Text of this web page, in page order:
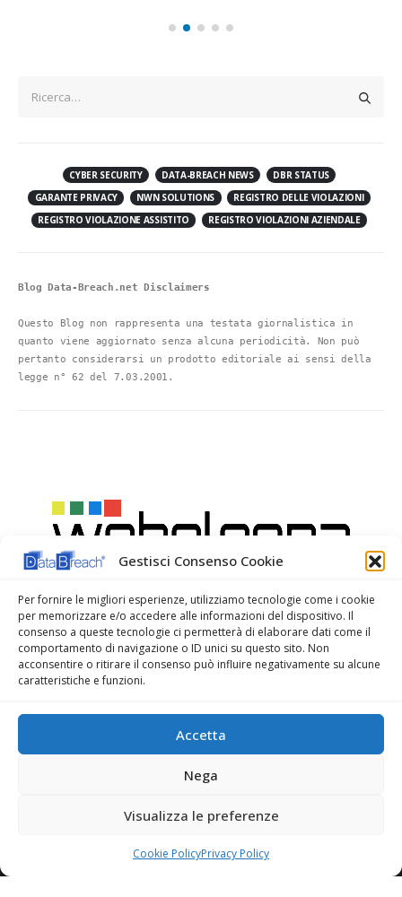
Gestisci Consenso Cookie
Per fornire le migliori esperienze, utilizziamo tecnologie come i cookie
per memorizzare e/o accedere alle informazioni del dispositivo. Il
consenso a queste tecnologie ci permetterà di elaborare dati come il
comportamento di navigazione o ID unici su questo sito. Non
acconsentire o ritirare il consenso può influire negativamente su alcune
caratteristiche e funzioni.
Accetta
Nega
Visualizza le preferenze
Cookie PolicyPrivacy Policy
CYBER SECURITY DATA-BREACH NEWS
DBR STATUS
GARANTE PRIVACY
NWN SOLUTIONS
REGISTRO DELLE VIOLAZIONI
REGISTRO VIOLAZIONE ASSISTITO
REGISTRO VIOLAZIONI AZIENDALE
Blog Data-Breach.net Disclaimers
Questo Blog non rappresenta una testata giornalistica in
quanto viene aggiornato senza alcuna periodicità. Non può
pertanto considerarsi un prodotto editoriale ai sensi della
legge n° 62 del 7.03.2001.
WeBologna Web Agency